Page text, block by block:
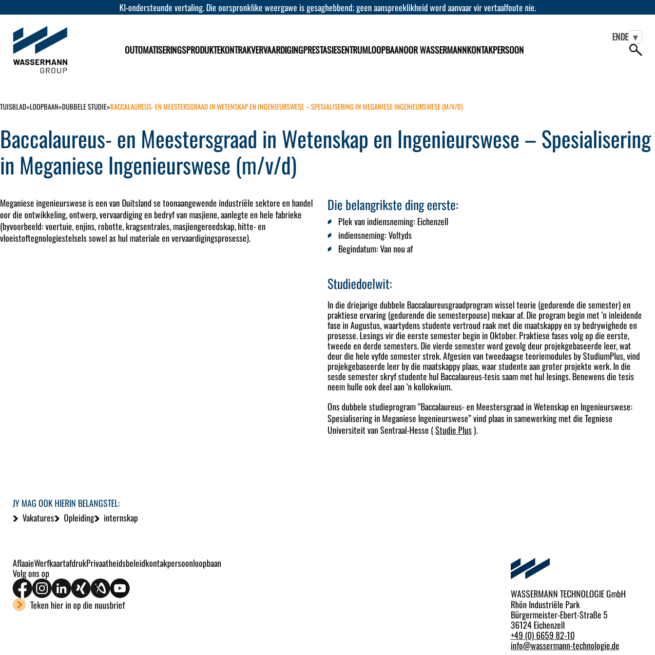
KI-ondersteunde vertaling. Die oorspronklike weergawe is gesaghebbend; geen aanspreeklikheid word aanvaar vir vertaalfoute nie.
ENDE ▾
OUTOMATISERINGSPRODUKTEKONTRAKVERVAARDIGINGPRESTASIESENTRUMLOOPBAANOOR WASSERMANNKONTAKPERSOON
TUISBLAD»LOOPBAAN»DUBBELE STUDIE»BACCALAUREUS- EN MEESTERSGRAAD IN WETENSKAP EN INGENIEURSWESE – SPESIALISERING IN MEGANIESE INGENIEURSWESE (M/V/D)
Baccalaureus- en Meestersgraad in Wetenskap en Ingenieurswese – Spesialisering
in Meganiese Ingenieurswese (m/v/d)
Meganiese ingenieurswese is een van Duitsland se toonaangewende industriële sektore en handel
oor die ontwikkeling, ontwerp, vervaardiging en bedryf van masjiene, aanlegte en hele fabrieke
(byvoorbeeld: voertuie, enjins, robotte, kragsentrales, masjiengereedskap, hitte- en
vloeistoftegnologiestelsels sowel as hul materiale en vervaardigingsprosesse).
Die belangrikste ding eerste:
Plek van indiensneming: Eichenzell
indiensneming:Voltyds
Begindatum: Van nou af
Studiedoelwit:
In die driejarige dubbele Baccalaureusgraadprogram wissel teorie (gedurende die semester) en
praktiese ervaring (gedurende die semesterpouse) mekaar af. Die program begin met ‘n inleidende
fase in Augustus, waartydens studente vertroud raak met die maatskappy en sy bedrywighede en
prosesse. Lesings vir die eerste semester begin in Oktober. Praktiese fases volg op die eerste,
tweede en derde semesters. Die vierde semester word gevolg deur projekgebaseerde leer, wat
deur die hele vyfde semester strek. Afgesien van tweedaagse teoriemodules by StudiumPlus, vind
projekgebaseerde leer by die maatskappy plaas, waar studente aan groter projekte werk. In die
sesde semester skryf studente hul Baccalaureus-tesis saam met hul lesings. Benewens die tesis
neem hulle ook deel aan ‘n kollokwium.
Ons dubbele studieprogram “Baccalaureus- en Meestersgraad in Wetenskap en Ingenieurswese:
Spesialisering in Meganiese Ingenieurswese” vind plaas in samewerking met die Tegniese
Universiteit van Sentraal-Hesse (Studie Plus).
JY MAG OOK HIERIN BELANGSTEL:
Vakatures
Opleiding internskap
AflaaieWerfkaartafdrukPrivaatheidsbeleidkontakpersoonloopbaan
Volg ons op
Teken hier in op die nuusbrief
WASSERMANN TECHNOLOGIE GmbH
Rhön Industriële Park
Bürgermeister-Ebert-Straße 5
36124 Eichenzell
+49 (0) 6659 82-10
info@wassermann-technologie.de